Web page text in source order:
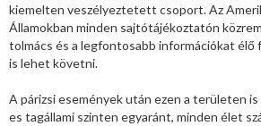
kiemelten veszélyeztetett csoport. Az
Államokban minden sajtótájékoztatón
tolmács és a legfontosabb információkat élő
is lehet követni.
A párizsi események után ezen a területen
es tagállami szinten egyaránt, minden élet